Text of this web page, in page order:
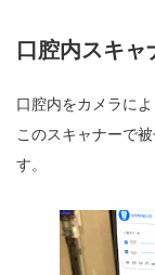
口腔内スキャ
口腔内をカメラに
このスキャナーで
す。